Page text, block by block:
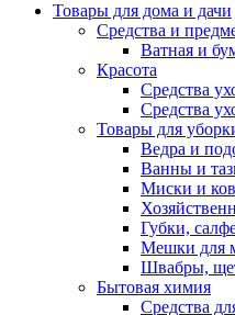
Товары для дома и дачи
Средства и
Ватная и
Красота
Средства
Средства
Товары для
Ведра и
Ванны и
Миски и
Губки,
Мешки для
Швабры,
Бытовая химия
Средства